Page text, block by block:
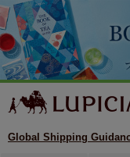
Global Shipping